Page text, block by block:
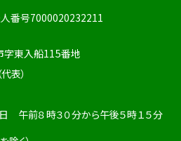
番号7000020232211
字東入船115番地
表）
午前８時３０分から午後５時１５分